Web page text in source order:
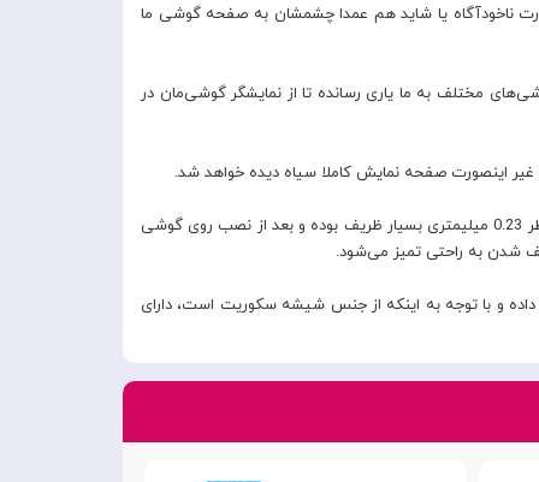
ناخودآگاه یا شاید هم عمدا چشمشان به صفحه گوشی ما
مختلف به ما یاری رسانده تا از نمایشگر گوشی‌مان در
غیر اینصورت صفحه نمایش کاملا سیاه دیده خواهد شد.
یکی از تولیدات این کمپانی برای گوشی‌های آیفون 13 پرومکس به نام Baseus Anti Spy Full Screen Glass SGQP020501 است که با داشتن قطر 0.23 میلیمتری بسیار ظریف بوده و بعد از نصب روی گوشی
شدن به راحتی تمیز می‌شود.
داده و با توجه به اینکه از جنس شیشه سکوریت است، دارای